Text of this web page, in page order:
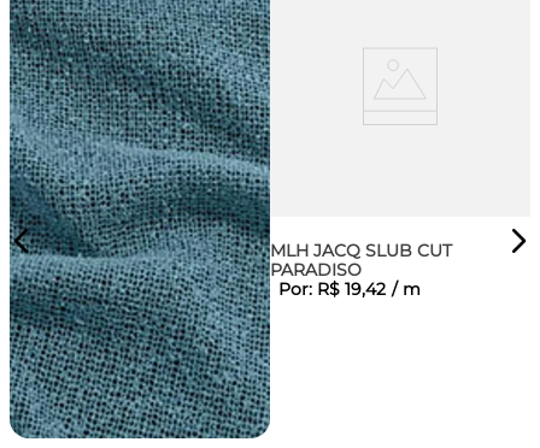
MLH JACQ SLUB CUT
PARADISO
Por: R$ 19,42 / m